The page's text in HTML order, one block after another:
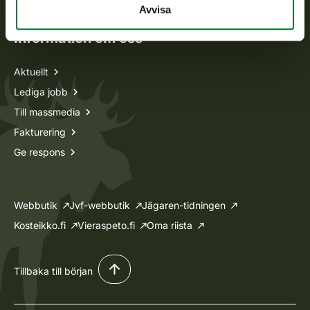
Avvisa
Information om oss
Aktuellt
Lediga jobb
Till massmedia
Fakturering
Ge respons
Webbutik Jvf-webbutik
Jägaren-tidningen
Kosteikko.fi
Vieraspeto.fi Oma riista
Tillbaka till början